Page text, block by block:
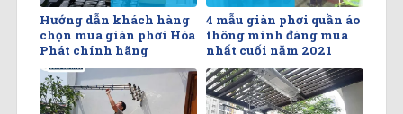
Hướng dẫn khách hàng
chọn mua giàn phơi Hòa
Phát chính hãng
4 mẫu giàn phơi quần áo
thông minh đáng mua
nhất cuối năm 2021